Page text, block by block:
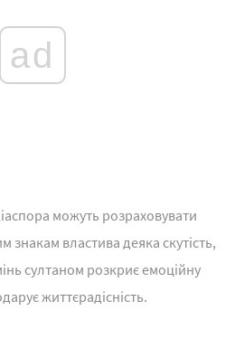
ad
можуть розраховувати
знакам властива деяка скутість,
султаном розкриє емоційну
життєрадісність.